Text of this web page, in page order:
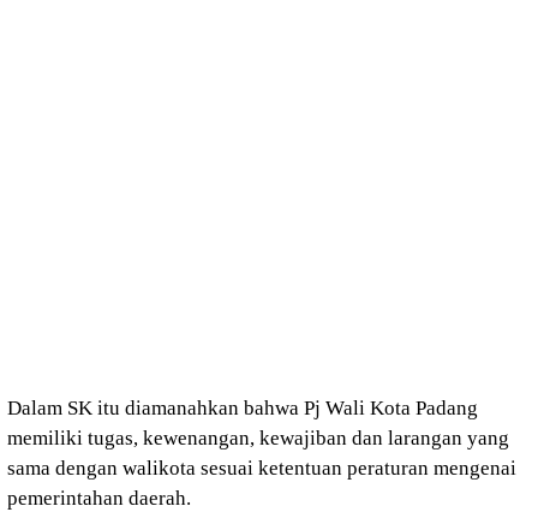
Dalam SK itu diamanahkan bahwa Pj Wali Kota Padang
memiliki tugas, kewenangan, kewajiban dan larangan yang
sama dengan walikota sesuai ketentuan peraturan mengenai
pemerintahan daerah.